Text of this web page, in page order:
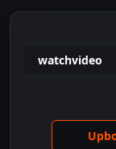
watchvideo